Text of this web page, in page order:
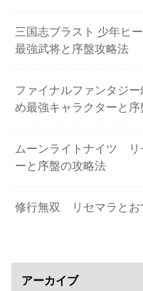
三国志ブラスト 少年ヒ
最強武将と序盤攻略法
ファイナルファンタジ
め最強キャラクターと
ムーンライトナイツ リ
ーと序盤の攻略法
修行無双 リセマラとお
アーカイブ